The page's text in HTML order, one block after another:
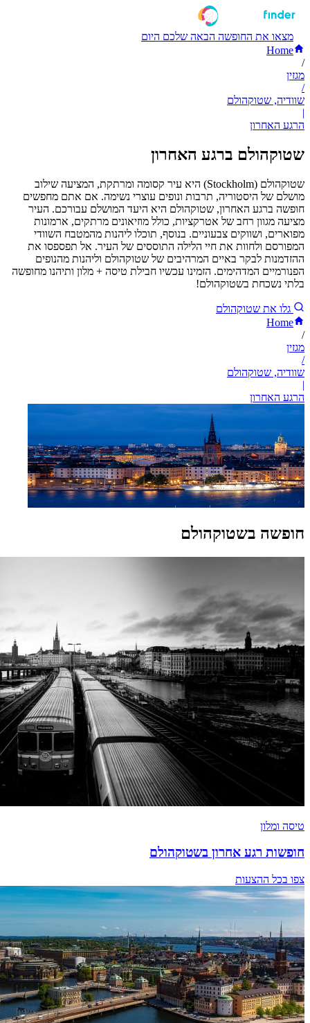
מצאו את החופשה הבאה שלכם היום
Home
/
מגזין
/
שוודיה, שטוקהולם
|
הרגע האחרון
שטוקהולם ברגע האחרון
שטוקהולם (Stockholm) היא עיר קסומה ומרתקת, המציעה שילוב
מושלם של היסטוריה, תרבות ונופים עוצרי נשימה. אם אתם מחפשים
חופשה ברגע האחרון, שטוקהולם היא היעד המושלם עבורכם. העיר
מציעה מגוון רחב של אטרקציות, כולל מוזיאונים מרתקים, ארמונות
מפוארים, ושווקים צבעוניים. בנוסף, תוכלו ליהנות מהמטבח השוודי
המפורסם ולחוות את חיי הלילה התוססים של העיר. אל תפספסו את
ההזדמנות לבקר באיים המרהיבים של שטוקהולם וליהנות מהנופים
הפנורמיים המדהימים. הזמינו עכשיו חבילת טיסה + מלון ותיהנו מחופשה
בלתי נשכחת בשטוקהולם!
גלו את שטוקהולם
Home
/
מגזין
/
שוודיה, שטוקהולם
|
הרגע האחרון
חופשה בשטוקהולם
טיסה ומלון
חופשות רגע אחרון בשטוקהולם
צפו בכל ההצעות